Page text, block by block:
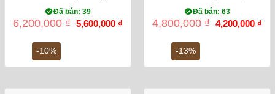
-10%
Đã bán: 39
6,200,000₫ Giá
gốc
5,600,000 ₫
5,600,000 ₫.
-13%
Đã bán: 63
4,800,000₫ Giá
gốc
4,200,000 ₫